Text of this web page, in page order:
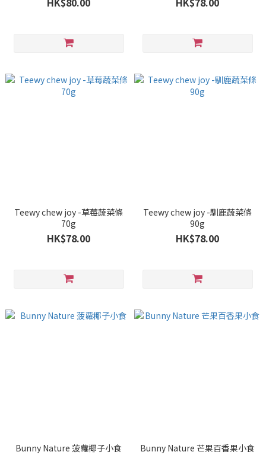
Teewy chew joy -草莓蔬菜條
70g
HK$78.00
Teewy chew joy -馴鹿蔬菜條
90g
HK$78.00
Bunny Nature 菠蘿椰子小食 Bunny Nature 芒果百香果小食